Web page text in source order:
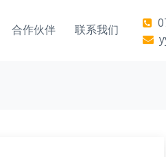
合作伙伴 联系我们